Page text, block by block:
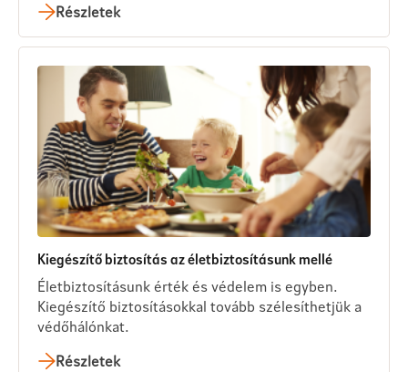
Részletek
Kiegészítő biztosítás az életbiztosításunk mellé
Életbiztosításunk érték és védelem is egyben.
Kiegészítő biztosításokkal tovább szélesíthetjük a
védőhálónkat.
Részletek